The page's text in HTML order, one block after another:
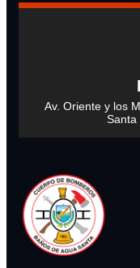
Av. Oriente y los
Santa